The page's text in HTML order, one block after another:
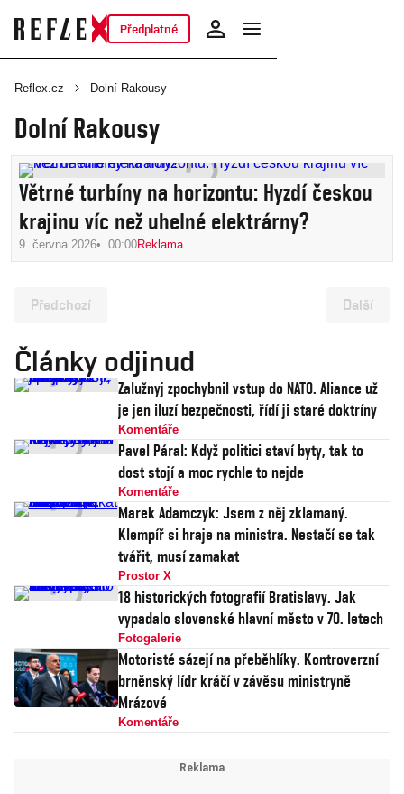
Předplatné
Reflex.cz Dolní Rakousy
Dolní Rakousy
Větrné turbíny na horizontu: Hyzdí českou
krajinu víc než uhelné elektrárny?
9. června 2026 00:00Reklama
Předchozí Další
Články odjinud
Zalužnyj zpochybnil vstup do NATO. Aliance už
je jen iluzí bezpečnosti, řídí ji staré doktríny
Komentáře
Pavel Páral: Když politici staví byty, tak to
dost stojí a moc rychle to nejde
Komentáře
Marek Adamczyk: Jsem z něj zklamaný.
Klempíř si hraje na ministra. Nestačí se tak
tvářit, musí zamakat
Prostor X
18 historických fotografií Bratislavy. Jak
vypadalo slovenské hlavní město v 70. letech
Fotogalerie
Motoristé sázejí na přeběhlíky. Kontroverzní
brněnský lídr kráčí v závěsu ministryně
Mrázové
Komentáře